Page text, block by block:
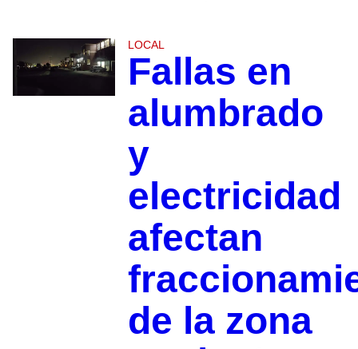
LOCAL
Fallas en
alumbrado
y
electricidad
afectan
de la zona